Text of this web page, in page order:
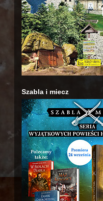
Szabla i miecz